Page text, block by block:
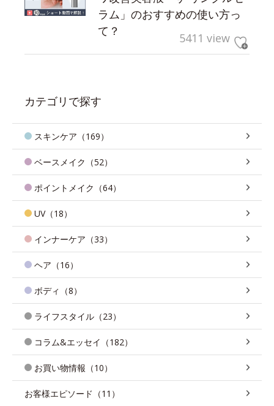
ラム」のおすすめの使い方っ
て？
5411 view
カテゴリで探す
スキンケア（169）
ベースメイク（52）
ポイントメイク（64）
UV（18）
インナーケア（33）
ヘア（16）
ボディ（8）
ライフスタイル（23）
コラム&エッセイ（182）
お買い物情報（10）
お客様エピソード（11）